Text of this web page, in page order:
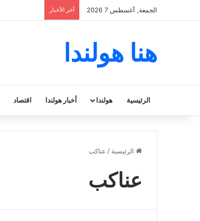
الجمعة, أغسطس 7 2026 أخر الأخبار
هنا هولندا
الرئيسية هولندا أخبار هولندا اقتصاد
الرئيسية / عناكب
عناكب